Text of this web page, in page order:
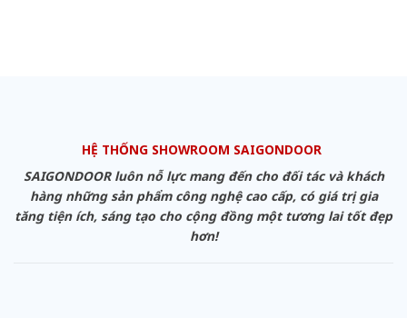
HỆ THỐNG SHOWROOM SAIGONDOOR
SAIGONDOOR luôn nỗ lực mang đến cho đối tác và khách
hàng những sản phẩm công nghệ cao cấp, có giá trị gia
tăng tiện ích, sáng tạo cho cộng đồng một tương lai tốt đẹp
hơn!